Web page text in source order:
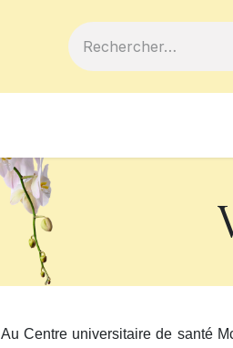
Au Centre universitaire de santé